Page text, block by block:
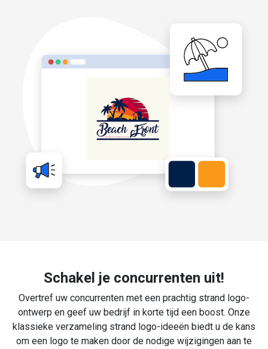
Schakel je concurrenten uit!
Overtref uw concurrenten met een prachtig strand logo-
ontwerp en geef uw bedrijf in korte tijd een boost. Onze
klassieke verzameling strand logo-ideeën biedt u de kans
om een logo te maken door de nodige wijzigingen aan te